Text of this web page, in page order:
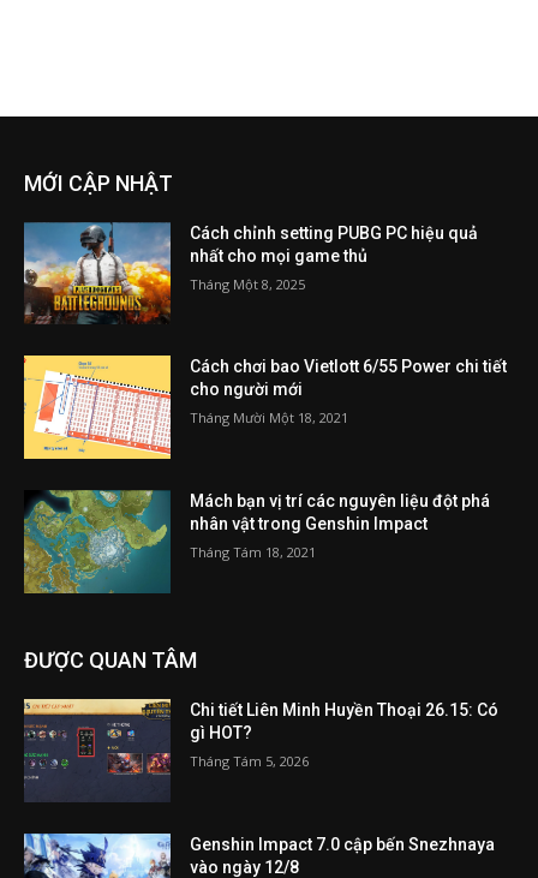
MỚI CẬP NHẬT
Cách chỉnh setting PUBG PC hiệu quả
nhất cho mọi game thủ
Tháng Một 8, 2025
Cách chơi bao Vietlott 6/55 Power chi tiết
cho người mới
Tháng Mười Một 18, 2021
Mách bạn vị trí các nguyên liệu đột phá
nhân vật trong Genshin Impact
Tháng Tám 18, 2021
ĐƯỢC QUAN TÂM
Chi tiết Liên Minh Huyền Thoại 26.15: Có
gì HOT?
Tháng Tám 5, 2026
Genshin Impact 7.0 cập bến Snezhnaya
vào ngày 12/8